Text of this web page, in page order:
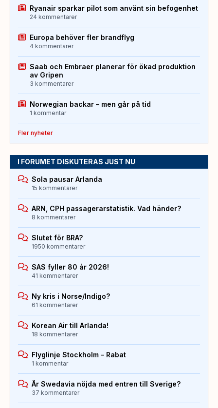
Ryanair sparkar pilot som använt sin befogenhet
24 kommentarer
Europa behöver fler brandflyg
4 kommentarer
Saab och Embraer planerar för ökad produktion
av Gripen
3 kommentarer
Norwegian backar – men går på tid
1 kommentar
Fler nyheter
I FORUMET DISKUTERAS JUST NU
Sola pausar Arlanda
15 kommentarer
ARN, CPH passagerarstatistik. Vad händer?
8 kommentarer
Slutet för BRA?
1950 kommentarer
SAS fyller 80 år 2026!
41 kommentarer
Ny kris i Norse/Indigo?
61 kommentarer
Korean Air till Arlanda!
18 kommentarer
Flyglinje Stockholm – Rabat
1 kommentar
Är Swedavia nöjda med entren till Sverige?
37 kommentarer